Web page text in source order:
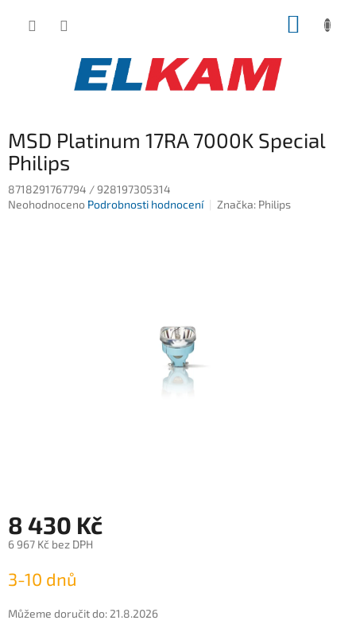
MSD Platinum 17RA 7000K Special
Philips
8718291767794 / 928197305314
Průměrné
Neohodnoceno Podrobnosti hodnocení Značka: Philips
8 430 Kč
6 967 Kč bez DPH
cena:
3-10 dnů
Můžeme doručit do: 21.8.2026